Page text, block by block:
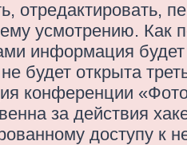
отредактировать,
усмотрению. Как
информация
будет открыта
конференции
за действия
доступу к